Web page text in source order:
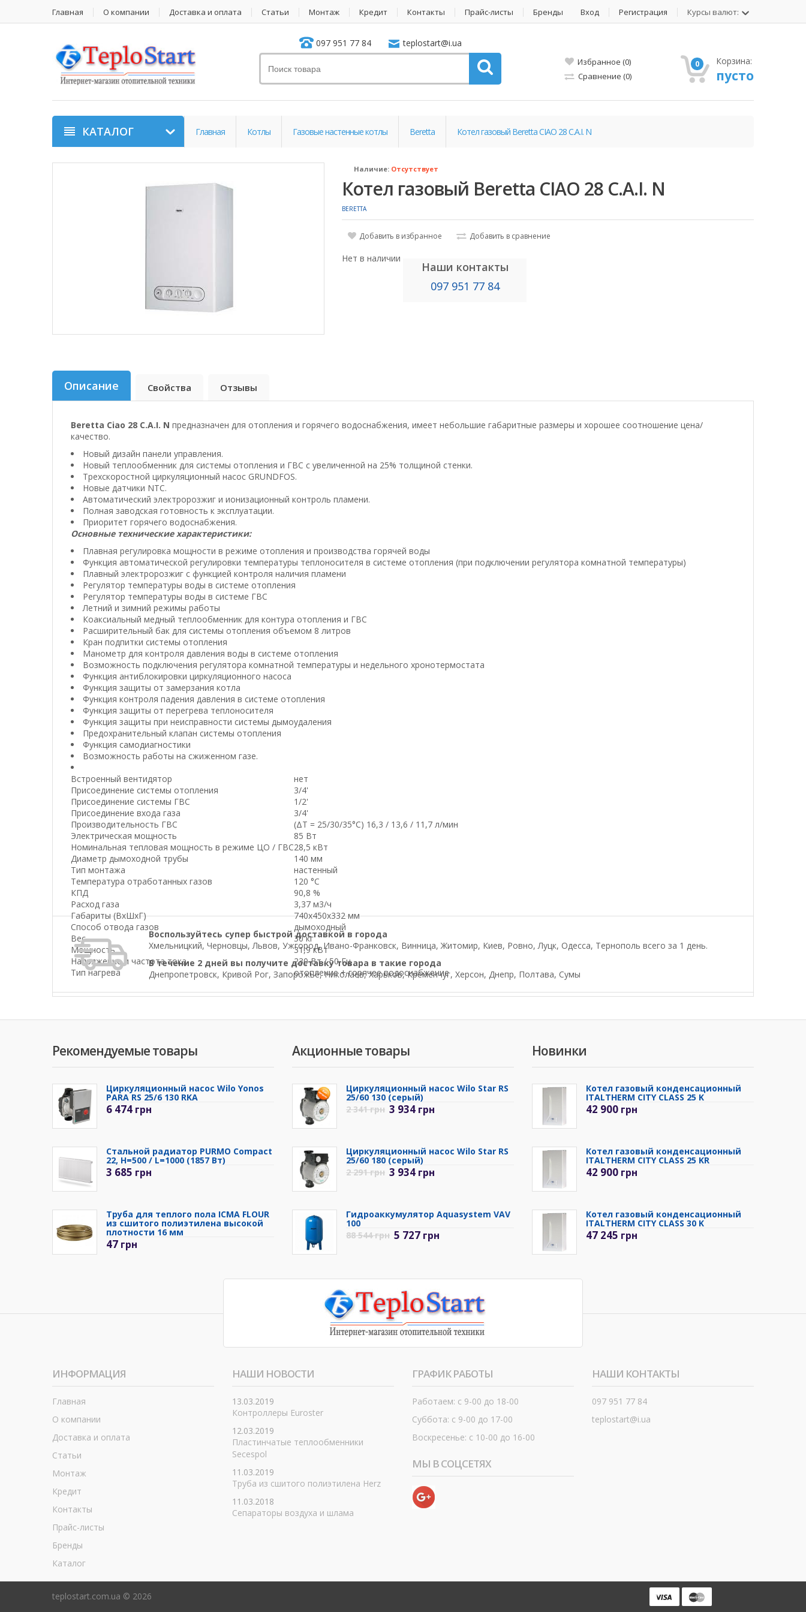
Главная О компании Доставка и оплата Статьи Монтаж Кредит Контакты Прайс-листы Бренды Вход Регистрация Курсы валют:
097 951 77 84 teplostart@i.ua
Избранное (0)
Сравнение (0)
0 Корзина:
пусто
КАТАЛОГ Главная Котлы Газовые настенные котлы Beretta Котел газовый Beretta CIAO 28 C.A.I. N
Наличие: Отсутствует
Котел газовый Beretta CIAO 28 C.A.I. N
BERETTA
Добавить в избранное Добавить в сравнение
Нет в наличии
Наши контакты
097 951 77 84
Описание Свойства Отзывы
Beretta Ciao 28 C.A.I. N предназначен для отопления и горячего водоснабжения, имеет небольшие габаритные размеры и хорошее соотношение цена/
качество.
Новый дизайн панели управления.
Новый теплообменник для системы отопления и ГВС с увеличенной на 25% толщиной стенки.
Трехскоростной циркуляционный насос GRUNDFOS.
Новые датчики NTC.
Автоматический электророзжиг и ионизационный контроль пламени.
Полная заводская готовность к эксплуатации.
Приоритет горячего водоснабжения.
Основные технические характеристики:
Плавная регулировка мощности в режиме отопления и производства горячей воды
Функция автоматической регулировки температуры теплоносителя в системе отопления (при подключении регулятора комнатной температуры)
Плавный электророзжиг с функцией контроля наличия пламени
Регулятор температуры воды в системе отопления
Регулятор температуры воды в системе ГВС
Летний и зимний режимы работы
Коаксиальный медный теплообменник для контура отопления и ГВС
Расширительный бак для системы отопления объемом 8 литров
Кран подпитки системы отопления
Манометр для контроля давления воды в системе отопления
Возможность подключения регулятора комнатной температуры и недельного хронотермостата
Функция антиблокировки циркуляционного насоса
Функция защиты от замерзания котла
Функция контроля падения давления в системе отопления
Функция защиты от перегрева теплоносителя
Функция защиты при неисправности системы дымоудаления
Предохранительный клапан системы отопления
Функция самодиагностики
Возможность работы на сжиженном газе.
Встроенный вентидятор
нет
Присоединение системы отопления
3/4'
Присоединение системы ГВС
1/2'
Присоединение входа газа
3/4'
Производительность ГВС
(ΔT = 25/30/35°С) 16,3 / 13,6 / 11,7 л/мин
Электрическая мощность
85 Вт
Номинальная тепловая мощность в режиме ЦО / ГВС28,5 кВт
Диаметр дымоходной трубы
140 мм
Тип монтажа
настенный
Температура отработанных газов
120 °С
КПД
90,8 %
Расход газа
3,37 м3/ч
Габариты (ВхШхГ)
740х450х332 мм
Способ отвода газов
дымоходный
Вес
30 кг
Мощность
31,9 кВт
Напряжение и частота тока
230 Вт / 50 Гц
Тип нагрева
отопление + горячее водоснабжение
Воспользуйтесь супер быстрой доставкой в города
Хмельницкий, Черновцы, Львов, Ужгород, Ивано-Франковск, Винница, Житомир, Киев, Ровно, Луцк, Одесса, Тернополь всего за 1 день.
В течение 2 дней вы получите доставку товара в такие города
Днепропетровск, Кривой Рог, Запорожье, Николаев, Харьков, Кременчуг, Херсон, Днепр, Полтава, Сумы
Рекомендуемые товары
Циркуляционный насос Wilo Yonos
PARA RS 25/6 130 RKA
6 474 грн
Стальной радиатор PURMO Compact
22, H=500 / L=1000 (1857 Вт)
3 685 грн
Труба для теплого пола ICMA FLOUR
из сшитого полиэтилена высокой
плотности 16 мм
47 грн
Акционные товары
Циркуляционный насос Wilo Star RS
25/60 130 (серый)
2 341грн 3 934 грн
Циркуляционный насос Wilo Star RS
25/60 180 (серый)
2 291грн 3 934 грн
Гидроаккумулятор Aquasystem VAV
100
88 544грн 5 727 грн
Новинки
Котел газовый конденсационный
ITALTHERM CITY CLASS 25 K
42 900 грн
Котел газовый конденсационный
ITALTHERM CITY CLASS 25 KR
42 900 грн
Котел газовый конденсационный
ITALTHERM CITY CLASS 30 K
47 245 грн
ИНФОРМАЦИЯ
Главная
О компании
Доставка и оплата
Статьи
Монтаж
Кредит
Контакты
Прайс-листы
Бренды
Каталог
НАШИ НОВОСТИ
13.03.2019
Контроллеры Euroster
12.03.2019
Пластинчатые теплообменники
Secespol
11.03.2019
Труба из сшитого полиэтилена Herz
11.03.2018
Сепараторы воздуха и шлама
ГРАФИК РАБОТЫ
Работаем: с 9-00 до 18-00
Суббота: с 9-00 до 17-00
Воскресенье: с 10-00 до 16-00
МЫ В СОЦСЕТЯХ
НАШИ КОНТАКТЫ
097 951 77 84
teplostart@i.ua
teplostart.com.ua © 2026